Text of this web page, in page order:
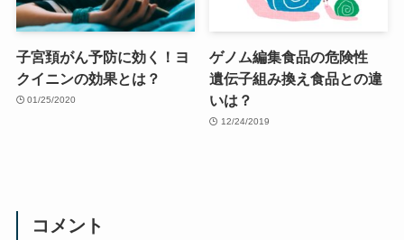
子宮頚がん予防に効く！ヨ
クイニンの効果とは？
01/25/2020
ゲノム編集食品の危険性
遺伝子組み換え食品との違
いは？
12/24/2019
コメント